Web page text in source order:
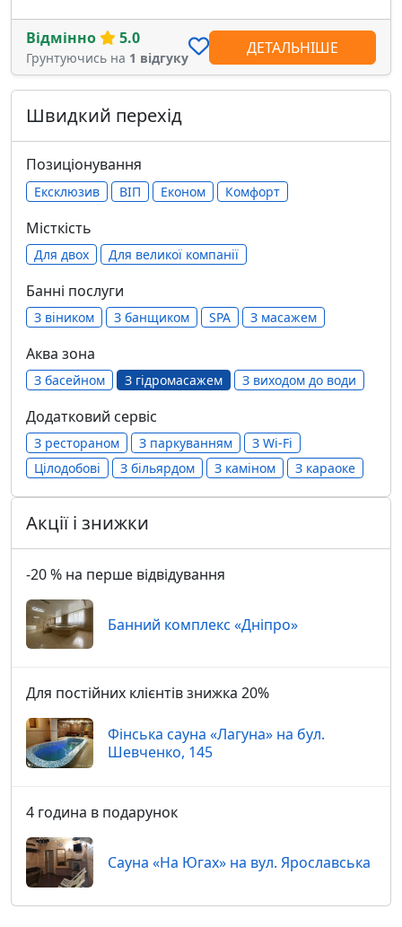
Відмінно 5.0
Грунтуючись на 1 відгуку
ДЕТАЛЬНІШЕ
Швидкий перехід
Позиціонування
Ексклюзив ВІП Економ Комфорт
Місткість
Для двох Для великої компанії
Банні послуги
З віником З банщиком SPA З масажем
Аква зона
З басейном З гідромасажем З виходом до води
Додатковий сервіс
З рестораном З паркуванням
З Wi-Fi
Цілодобові
З більярдом З каміном З караоке
Акції і знижки
-20 % на перше відвідування
Банний комплекс «Дніпро»
Для постійних клієнтів знижка 20%
Фінська сауна «Лагуна» на бул.
Шевченко, 145
4 година в подарунок
Сауна «На Югах» на вул. Ярославська